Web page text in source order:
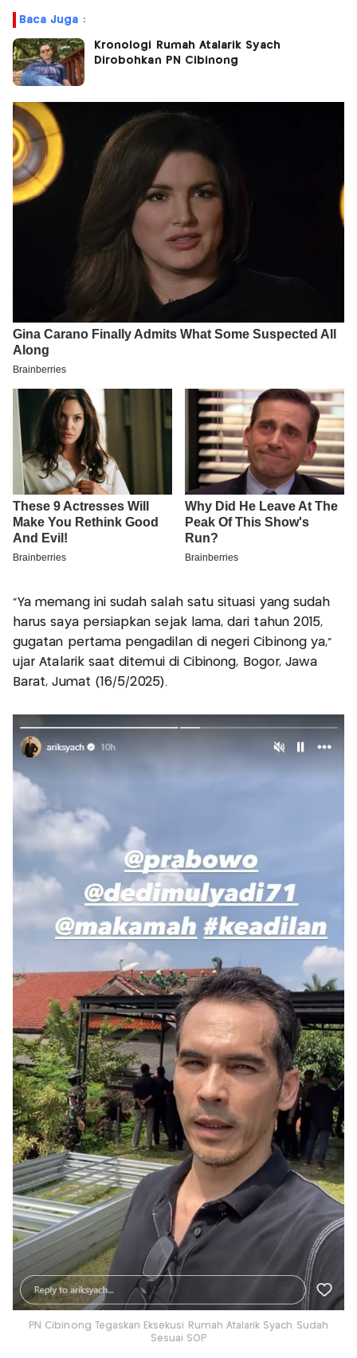
Baca Juga :
Kronologi Rumah Atalarik Syach
Dirobohkan PN Cibinong
"Ya memang ini sudah salah satu situasi yang sudah
harus saya persiapkan sejak lama, dari tahun 2015,
gugatan pertama pengadilan di negeri Cibinong ya,"
ujar Atalarik saat ditemui di Cibinong, Bogor, Jawa
Barat, Jumat (16/5/2025).
PN Cibinong Tegaskan Eksekusi Rumah Atalarik Syach Sudah
Sesuai SOP